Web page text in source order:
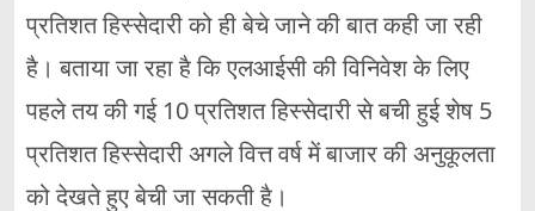
प्रतिशत हिस्सेदारी को ही बेचे जाने की बात कही जा रही
है। बताया जा रहा है कि एलआईसी की विनिवेश के लिए
पहले तय की गई 10 प्रतिशत हिस्सेदारी से बची हुई शेष 5
प्रतिशत हिस्सेदारी अगले वित्त वर्ष में बाजार की अनुकूलता
को देखते हुए बेची जा सकती है।